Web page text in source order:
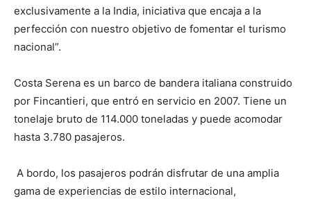
exclusivamente a la India, iniciativa que encaja a la
perfección con nuestro objetivo de fomentar el turismo
nacional”.
Costa Serena es un barco de bandera italiana construido
por Fincantieri, que entró en servicio en 2007. Tiene un
tonelaje bruto de 114.000 toneladas y puede acomodar
hasta 3.780 pasajeros.
A bordo, los pasajeros podrán disfrutar de una amplia
gama de experiencias de estilo internacional,